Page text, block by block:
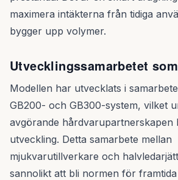
maximera intäkterna från tidiga
bygger upp volymer.
Utvecklingssamarbetet
Modellen har utvecklats i
GB200- och GB300-system, vilket
avgörande hårdvarupartnerskapen
utveckling. Detta samarbete mellan
mjukvarutillverkare och
sannolikt att bli normen för